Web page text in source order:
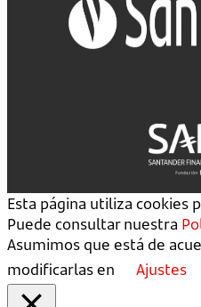
Esta página utiliza cookies
Puede consultar nuestra
Asumimos que está de
modificarlas en
Ajustes